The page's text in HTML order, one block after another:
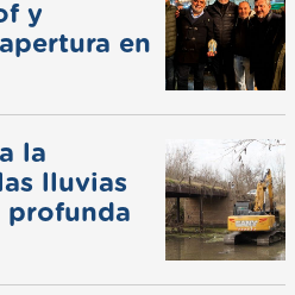
y
en
la
lluvias
profunda